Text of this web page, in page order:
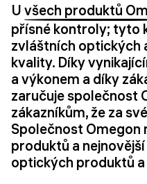
U všech produktů
přísné kontroly; tyto
zvláštních optických
kvality. Díky
a výkonem a díky
zaručuje společnost
zákazníkům, že za
Společnost
produktů a
optických produktů